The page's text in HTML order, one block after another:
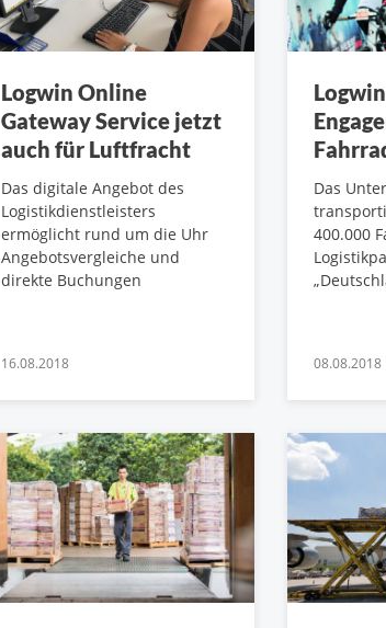
Logwin Online
Gateway Service jetzt
auch für Luftfracht
Das digitale Angebot des
Logistikdienstleisters
ermöglicht rund um die Uhr
Angebotsvergleiche und
direkte Buchungen
16.08.2018
Das
400.000
08.08.2018